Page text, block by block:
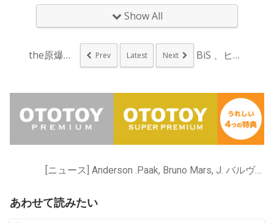
Show All
the原爆オナニーズ... Prev Latest Next BiS 、ヒダカトオ...
[ニュース] Anderson .Paak, Bruno Mars, J. バルヴィン, Maria Becerra, Silk Sonic, キャリー・アンダーウッド, ジョン・レジェンド
あわせて読みたい